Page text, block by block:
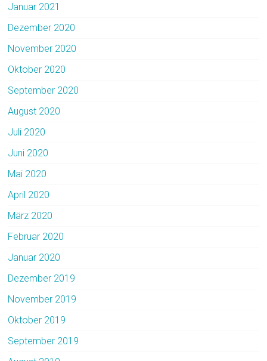
Januar 2021
Dezember 2020
November 2020
Oktober 2020
September 2020
August 2020
Juli 2020
Juni 2020
Mai 2020
April 2020
März 2020
Februar 2020
Januar 2020
Dezember 2019
November 2019
Oktober 2019
September 2019